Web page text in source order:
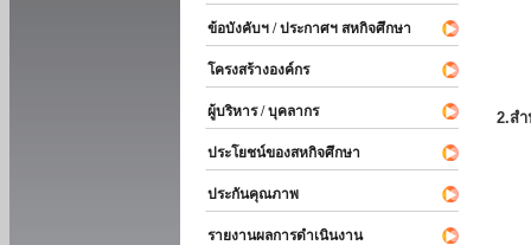
ข้อบังคับฯ / ประกาศฯ สหกิจศึกษา
โครงสร้างองค์กร
ผู้บริหาร / บุคลากร
ประโยชน์ของสหกิจศึกษา
ประกันคุณภาพ
รายงานผลการดำเนินงาน
2.ส